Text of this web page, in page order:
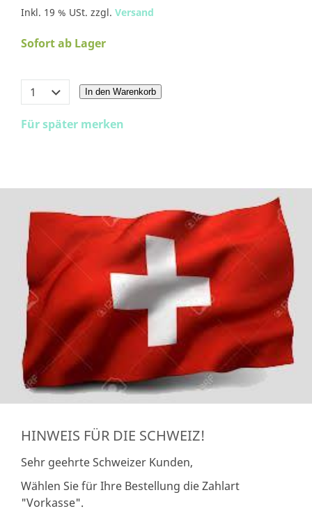
Inkl. 19 % USt. zzgl. Versand
Sofort ab Lager
In den Warenkorb
Für später merken
HINWEIS FÜR DIE SCHWEIZ!
Sehr geehrte Schweizer Kunden,
Wählen Sie für Ihre Bestellung die Zahlart
"Vorkasse".